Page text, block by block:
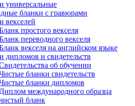
универсальные
бланки с гравюрами
векселей
простого векселя
переводного векселя
векселя на английском языке
дипломов и свидетельств
об обучении
бланки свидетельств
бланки дипломов
Диплом международного образца
бланк